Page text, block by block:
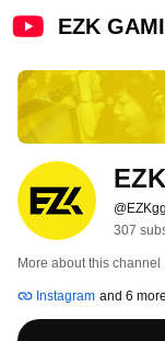
EZK
@EZKgg
307
More about this channel
Instagram and 6